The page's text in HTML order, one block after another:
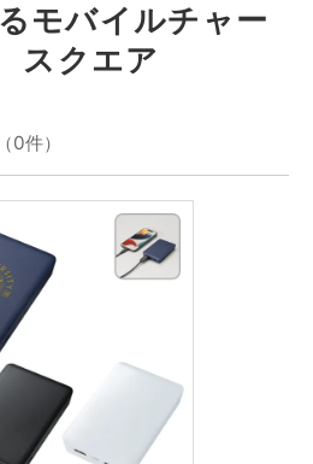
モバイルチャー
クエア
（0件）